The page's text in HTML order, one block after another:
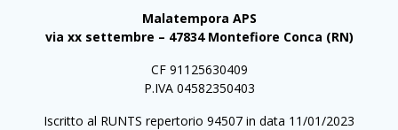
Malatempora APS
via xx settembre – 47834 Montefiore Conca (RN)
CF 91125630409
P.IVA 04582350403
Iscritto al RUNTS repertorio 94507 in data 11/01/2023